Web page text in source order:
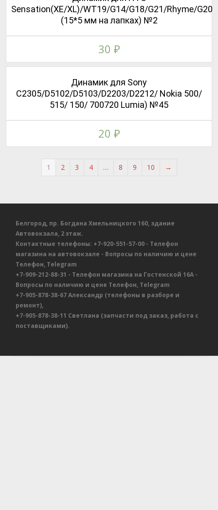
Динамик для Sony
C2305/D5102/D5103/D2203/D2212/ Nokia 500/
515/ 150/ 700720 Lumia) №45
20 ₽
Sensation(XE/XL)/WT19/G14/G18/G21/Rhyme/G20
(15*5 мм на лапках) №2
30 ₽
1 2 3 4 … 8 9 10 →
Белгород, пр. Богдана Хмельницкого 160, здание
Автовокзала, 2 этаж.
Контактные телефоны: +7-920-551-57-00 - Телефон
магазина на автовокзале - Вопросы по наличию и цене
Телефон, Telegram
+7-909-212-88-31 - Телефон магазина на Гостенской 16А -
Вопросы по наличию и цене Телефон, Telegram
+7-905-878-38-67Александр (телефоны в разборе и
ремонт),
+7-905-878-38-11 Светлана (запчасти под заказ, работа с
поставщиками).